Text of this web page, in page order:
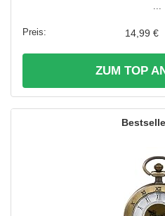
...
14,99 €
ZUM TOP